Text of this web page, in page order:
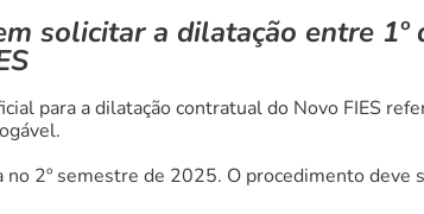
solicitar a dilatação entre 1º
para a dilatação contratual do Novo FIES
2º semestre de 2025. O procedimento